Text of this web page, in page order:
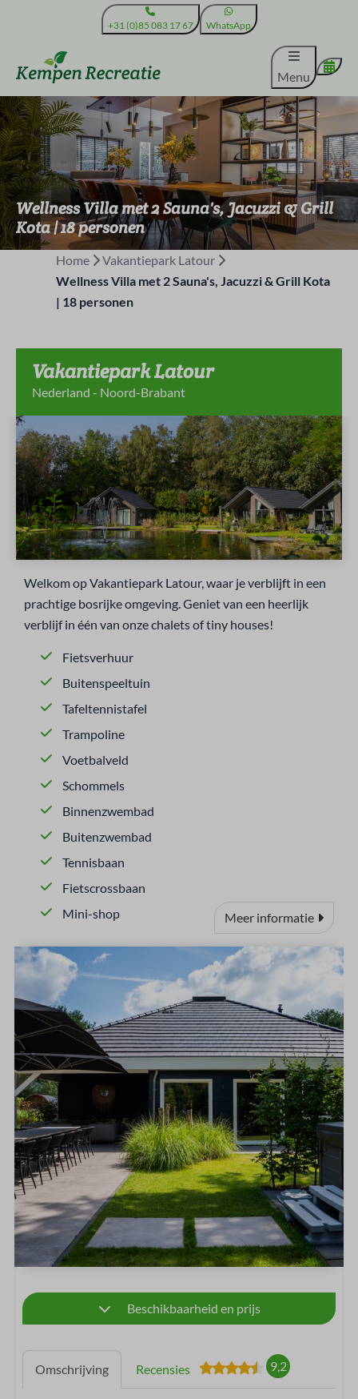
+31 (0)85 083 17 67 WhatsApp
Menu
Wellness Villa met 2 Sauna's, Jacuzzi & Grill
Kota | 18 personen
Home
Vakantiepark Latour
Wellness Villa met 2 Sauna's, Jacuzzi & Grill Kota
| 18 personen
Vakantiepark Latour
Nederland - Noord-Brabant
Welkom op Vakantiepark Latour, waar je verblijft in een
prachtige bosrijke omgeving. Geniet van een heerlijk
verblijf in één van onze chalets of tiny houses!
Fietsverhuur
Buitenspeeltuin
Tafeltennistafel
Trampoline
Voetbalveld
Schommels
Binnenzwembad
Buitenzwembad
Tennisbaan
Fietscrossbaan
Mini-shop
Meer informatie
Beschikbaarheid en prijs
Omschrijving Recensies 9,2